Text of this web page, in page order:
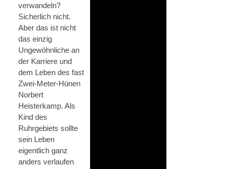
verwandeln?
Sicherlich nicht.
Aber das ist nicht
das einzig
Ungewöhnliche an
der Karriere und
dem Leben des fast
Zwei-Meter-Hünen
Norbert
Heisterkamp. Als
Kind des
Ruhrgebiets sollte
sein Leben
eigentlich ganz
anders verlaufen